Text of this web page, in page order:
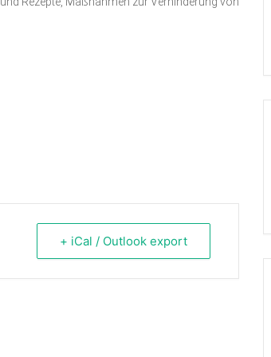
+ iCal / Outlook export